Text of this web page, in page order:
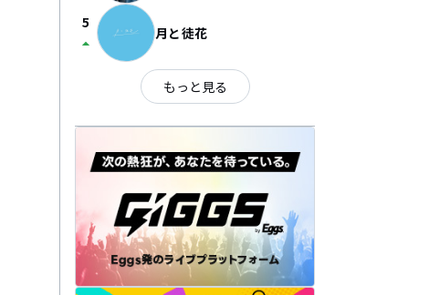
5
arrow_drop_up 月と徒花
もっと見る